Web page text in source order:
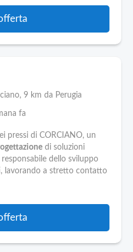
, 9 km da Perugia
fa
pressi di CORCIANO, un
di soluzioni
dello sviluppo
lavorando a stretto contatto